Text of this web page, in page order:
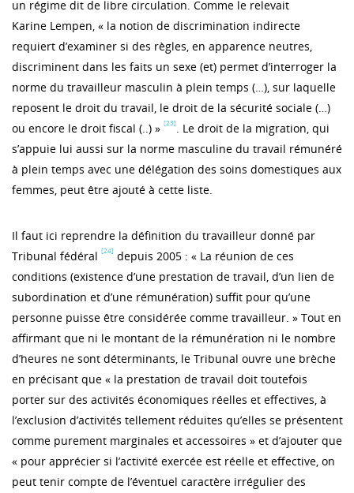
un régime dit de libre circulation. Comme le relevait
Karine Lempen, « la notion de discrimination indirecte
requiert d’examiner si des règles, en apparence neutres,
discriminent dans les faits un sexe (et) permet d’interroger la
norme du travailleur masculin à plein temps (…), sur laquelle
reposent le droit du travail, le droit de la sécurité sociale (…)
ou encore le droit fiscal (..) » [23] . Le droit de la migration, qui
s’appuie lui aussi sur la norme masculine du travail rémunéré
à plein temps avec une délégation des soins domestiques aux
femmes, peut être ajouté à cette liste.
Il faut ici reprendre la définition du travailleur donné par
Tribunal fédéral [24] depuis 2005 : « La réunion de ces
conditions (existence d’une prestation de travail, d’un lien de
subordination et d’une rémunération) suffit pour qu’une
personne puisse être considérée comme travailleur. » Tout en
affirmant que ni le montant de la rémunération ni le nombre
d’heures ne sont déterminants, le Tribunal ouvre une brèche
en précisant que « la prestation de travail doit toutefois
porter sur des activités économiques réelles et effectives, à
l’exclusion d’activités tellement réduites qu’elles se présentent
comme purement marginales et accessoires » et d’ajouter que
« pour apprécier si l’activité exercée est réelle et effective, on
peut tenir compte de l’éventuel caractère irrégulier des